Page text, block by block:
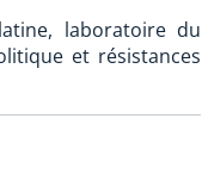
laboratoire du
et résistances